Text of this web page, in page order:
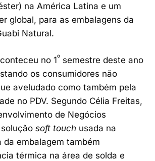
na América Latina e um
global, para as embalagens da
Natural.
no 1ºsemestre deste ano
os consumidores não
aveludado como também pela
no PDV. Segundo Célia Freitas,
de Negócios
soft touch usada na
da embalagem também
térmica na área de solda e